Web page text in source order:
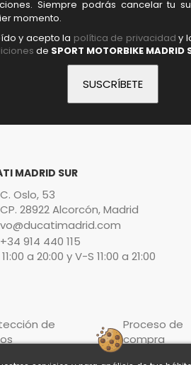
Siempre podrás cancelar tu
momento.
y acepto la política de privacidad y
de SPORT MOTORBIKE MADRID
MADRID SUR
C. Oslo, 53
CP. 28922 Alcorcón, Madrid
vo@ducatimadrid.com
+34 914 440 115
a 20:00 y V-S 11:00 a 21:00
de
Proceso de
compra